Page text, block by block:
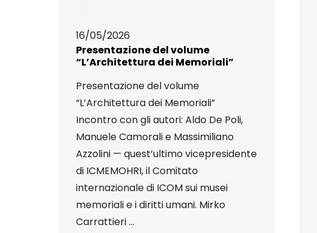
16/05/2026
Presentazione del volume
“L’Architettura dei Memoriali”
Presentazione del volume
“L’Architettura dei Memoriali”
Incontro con gli autori: Aldo De Poli,
Manuele Camorali e Massimiliano
Azzolini — quest’ultimo vicepresidente
di ICMEMOHRI, il Comitato
internazionale di ICOM sui musei
memoriali e i diritti umani. Mirko
Carrattieri ...